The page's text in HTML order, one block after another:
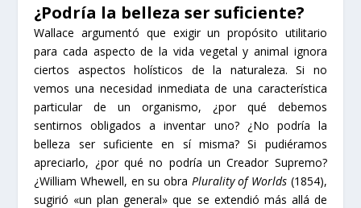
¿Podría la belleza ser suficiente?
Wallace argumentó que exigir un propósito utilitario
para cada aspecto de la vida vegetal y animal ignora
ciertos aspectos holísticos de la naturaleza. Si no
vemos una necesidad inmediata de una característica
particular de un organismo, ¿por qué debemos
sentirnos obligados a inventar uno? ¿No podría la
belleza ser suficiente en sí misma? Si pudiéramos
apreciarlo, ¿por qué no podría un Creador Supremo?
¿William Whewell, en su obra Plurality of Worlds(1854),
sugirió «un plan general» que se extendió más allá de